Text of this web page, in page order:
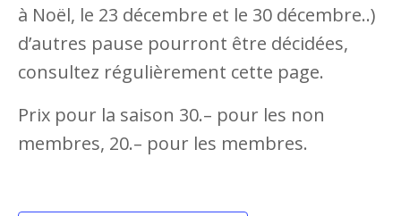
à Noël, le 23 décembre et le 30 décembre..)
d’autres pause pourront être décidées,
consultez régulièrement cette page.
Prix pour la saison 30.– pour les non
membres, 20.– pour les membres.